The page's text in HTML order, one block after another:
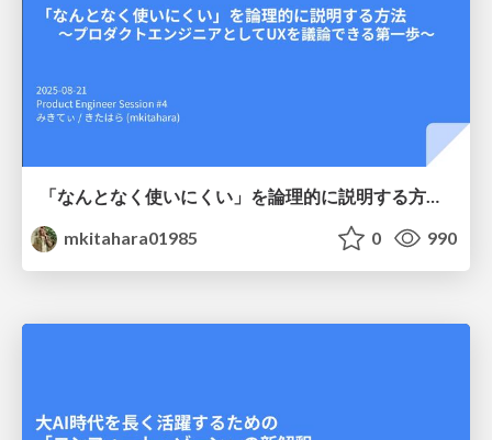
「なんとなく使いにくい」を論理的に説明する方法 〜プロダクトエンジニアとしてUXを議論できる第一歩〜
mkitahara01985
0 990